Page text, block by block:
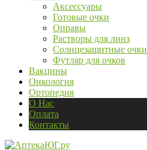
Аксессуары
Готовые очки
Оправы
Растворы для линз
Солнцезащитные очки
Футляр для очков
Вакцины
Онкология
Ортопедия
О Нас
Оплата
Контакты